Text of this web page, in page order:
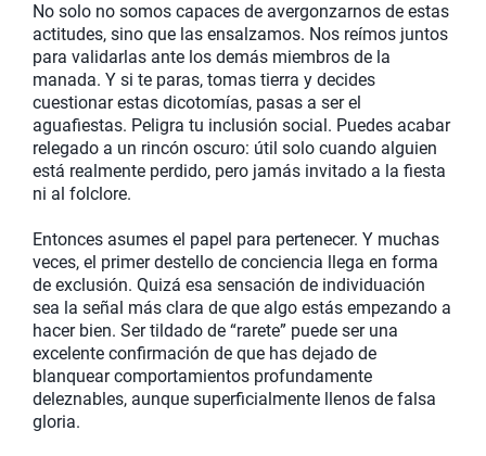
No solo no somos capaces de avergonzarnos de estas
actitudes, sino que las ensalzamos. Nos reímos juntos
para validarlas ante los demás miembros de la
manada. Y si te paras, tomas tierra y decides
cuestionar estas dicotomías, pasas a ser el
aguafiestas. Peligra tu inclusión social. Puedes acabar
relegado a un rincón oscuro: útil solo cuando alguien
está realmente perdido, pero jamás invitado a la fiesta
ni al folclore.
Entonces asumes el papel para pertenecer. Y muchas
veces, el primer destello de conciencia llega en forma
de exclusión. Quizá esa sensación de individuación
sea la señal más clara de que algo estás empezando a
hacer bien. Ser tildado de “rarete” puede ser una
excelente confirmación de que has dejado de
blanquear comportamientos profundamente
deleznables, aunque superficialmente llenos de falsa
gloria.